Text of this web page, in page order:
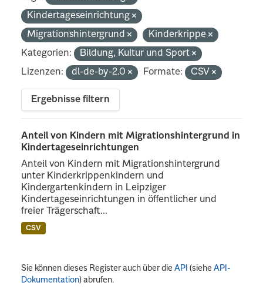
Kindertageseinrichtung
Migrationshintergrund
Kinderkrippe
Kategorien:
Bildung, Kultur und Sport
Lizenzen:
dl-de-by-2.0 Formate: CSV
Ergebnisse filtern
Anteil von Kindern mit Migrationshintergrund in
Kindertageseinrichtungen
Anteil von Kindern mit Migrationshintergrund
unter Kinderkrippenkindern und
Kindergartenkindern in Leipziger
Kindertageseinrichtungen in öffentlicher und
freier Trägerschaft...
CSV
Sie können dieses Register auch über dieAPI (sieheAPI-
Dokumentation) abrufen.